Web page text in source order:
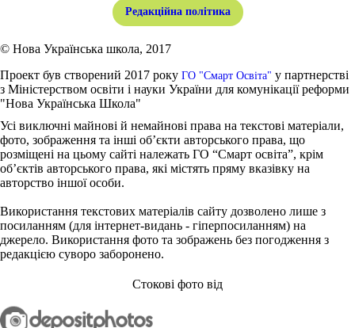
Редакційна політика
© Нова Українська школа, 2017
Проект був створений 2017 року ГО "Смарт Освіта" у партнерстві
з Міністерством освіти і науки України для комунікації реформи
"Нова Українська Школа"
Усі виключні майнові й немайнові права на текстові матеріали,
фото, зображення та інші об’єкти авторського права, що
розміщені на цьому сайті належать ГО “Смарт освіта”, крім
об’єктів авторського права, які містять пряму вказівку на
авторство іншої особи.
Використання текстових матеріалів сайту дозволено лише з
посиланням (для інтернет-видань - гіперпосиланням) на
джерело. Використання фото та зображень без погодження з
редакцією суворо заборонено.
Стокові фото від